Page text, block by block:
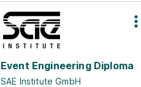
Event Engineering Diploma
SAE Institute GmbH